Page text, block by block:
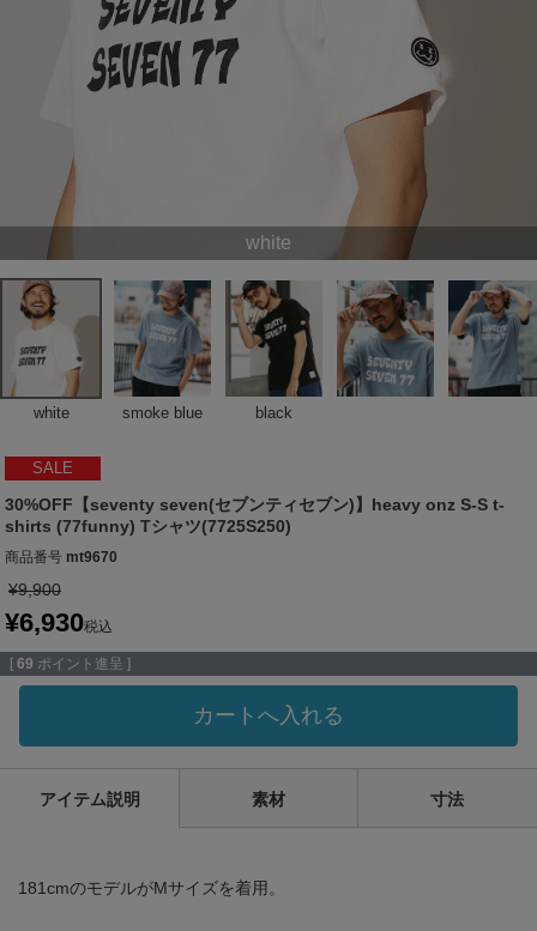
white
white smoke blue black
SALE
30%OFF【seventy seven(セブンティセブン)】heavy onz S-S t-
shirts (77funny) Tシャツ(7725S250)
商品番号 mt9670
¥9,900
¥6,930税込
[ 69 ポイント進呈 ]
カートへ入れる
アイテム説明 素材 寸法
181cmのモデルがMサイズを着用。